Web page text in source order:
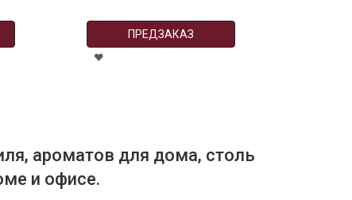
ПРЕДЗАКАЗ
ароматов для дома, столь
и офисе.